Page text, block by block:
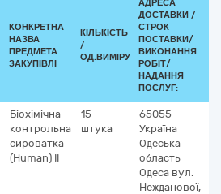
КОНКРЕТНА
НАЗВА
ПРЕДМЕТА
ЗАКУПІВЛІ
КІЛЬКІСТЬ
/
ОД.ВИМІРУ
АДРЕСА
ДОСТАВКИ /
СТРОК
ПОСТАВКИ/
ВИКОНАННЯ
РОБІТ/
НАДАННЯ
ПОСЛУГ:
Біохімічна
контрольна
сироватка
(Human) ІІ
15
штука
65055
Україна
Одеська
область
Одеса вул.
Нежданової,